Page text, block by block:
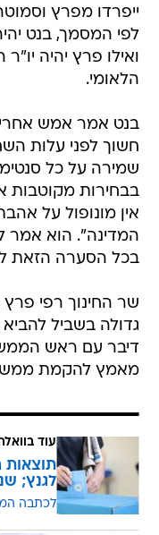
ייפרדו מפרץ
לפי המסמך, בנט
ואילו פרץ יהיה
הלאומי.
בנט אמר אמש אחרי
חשוך לפני עלות
שמירה על כל
בבחירות מקוטבות
אין מונופול על
המדינה". הוא אמר
בכל הסערה הזאת
שר החינוך רפי
גדולה בשביל
דיבר עם ראש
מאמץ להקמת
עוד
תוצאות
לגנץ;
לכתבה